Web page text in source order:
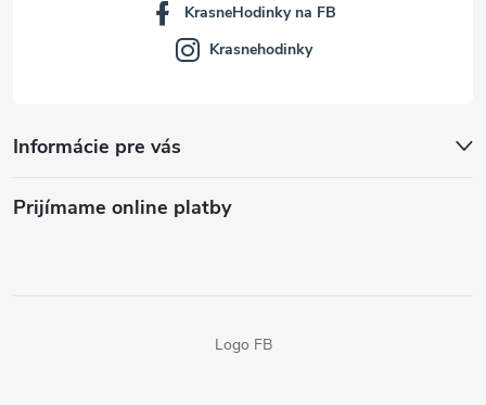
Informácie pre vás
Prijímame online platby
KrasneHodinky na FB
Krasnehodinky
Logo FB